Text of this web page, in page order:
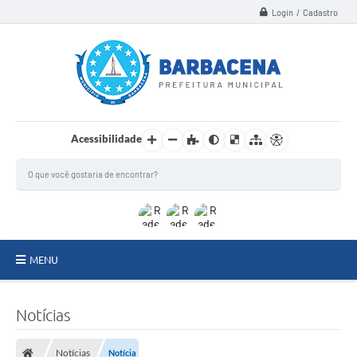
Login / Cadastro
Acessibilidade
MENU
Notícias
Notícias Notícia